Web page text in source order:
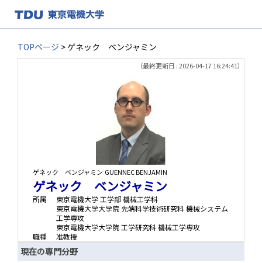
TOPページ > ゲネック ベンジャミン
（最終更新日 : 2026-04-17 16:24:41）
ゲネック ベンジャミン GUENNEC BENJAMIN
ゲネック ベンジャミン
所属
東京電機大学 工学部 機械工学科
東京電機大学大学院 先端科学技術研究科 機械システム
工学専攻
東京電機大学大学院 工学研究科 機械工学専攻
職種
准教授
現在の専門分野